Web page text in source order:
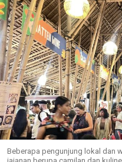
Beberapa pengunjung lokal dan